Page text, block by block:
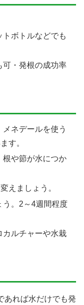
ボトルなどでも
可・発根の成功率
ネデールを使う
す。
根や節が水につか
えましょう。
う。2～4週間程度
カルチャーや水栽
あれば水だけでも発